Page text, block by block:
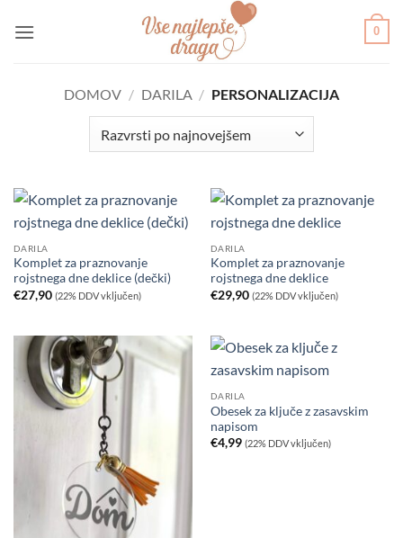
0
DOMOV / DARILA / PERSONALIZACIJA
DARILA
Komplet za praznovanje
rojstnega dne deklice (dečki)
€27,90 (22% DDV vključen)
DARILA
Komplet za praznovanje
rojstnega dne deklice
€29,90 (22% DDV vključen)
DARILA
Obesek za ključe z zasavskim
napisom
€4,99 (22% DDV vključen)